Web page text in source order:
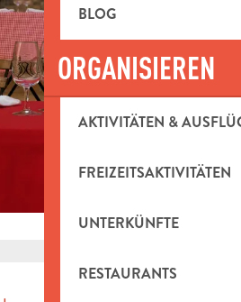
BLOG
ORGANISIEREN
AKTIVITÄTEN &
FREIZEITSAKTIVITÄTEN
UNTERKÜNFTE
RESTAURANTS
&